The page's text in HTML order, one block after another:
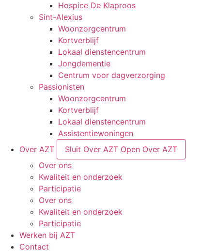
Hospice De Klaproos
Sint-Alexius
Woonzorgcentrum
Kortverblijf
Lokaal dienstencentrum
Jongdementie
Centrum voor dagverzorging
Passionisten
Woonzorgcentrum
Kortverblijf
Lokaal dienstencentrum
Assistentiewoningen
Over AZT
Sluit Over AZT Open Over AZT
Over ons
Kwaliteit en onderzoek
Participatie
Over ons
Kwaliteit en onderzoek
Participatie
Werken bij AZT
Contact